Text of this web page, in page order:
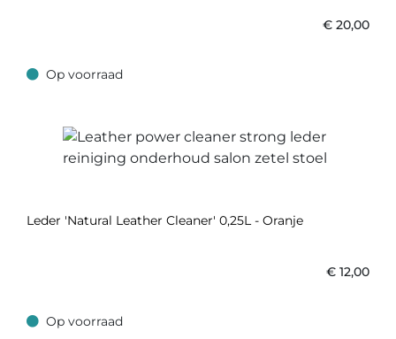
€ 20,00
Op voorraad
Op voorraad
Leder 'Natural Leather Cleaner' 0,25L - Oranje
€ 12,00
Op voorraad
Op voorraad